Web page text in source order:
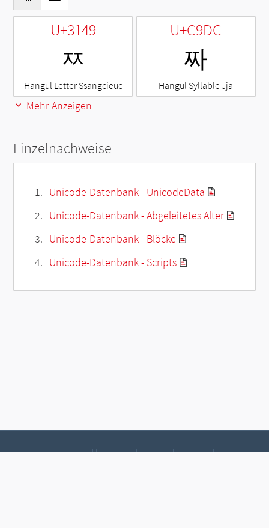
U+3149
ㅉ
Hangul Letter Ssangcieuc
U+C9DC
짜
Hangul Syllable Jja
Mehr Anzeigen
Einzelnachweise
Unicode-Datenbank - UnicodeData
Unicode-Datenbank - Abgeleitetes Alter
Unicode-Datenbank - Blöcke
Unicode-Datenbank - Scripts